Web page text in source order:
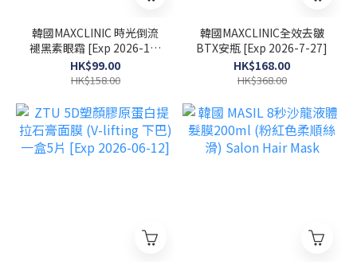
韓國MAXCLINIC 時光倒流
褪黑素眼霜 [Exp 2026-12-
13]
HK$99.00
HK$158.00
韓國MAXCLINIC全效去皺
BTX安瓶 [Exp 2026-7-27]
HK$168.00
HK$368.00